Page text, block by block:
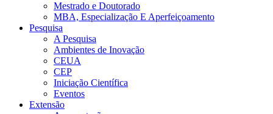
Mestrado e Doutorado
MBA, Especialização E Aperfeiçoamento
Pesquisa
A Pesquisa
Ambientes de Inovação
CEUA
CEP
Iniciação Científica
Eventos
Extensão